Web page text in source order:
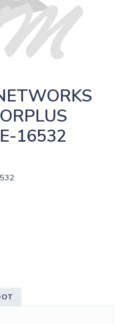
16532